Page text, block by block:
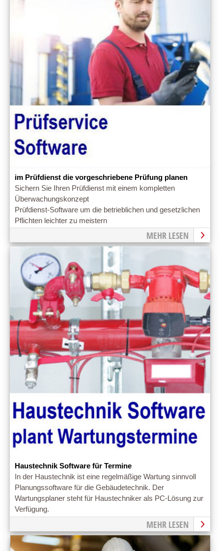
im Prüfdienst die vorgeschriebene Prüfung planen
Sichern Sie Ihren Prüfdienst mit einem kompletten
Überwachungskonzept
Prüfdienst-Software um die betrieblichen und gesetzlichen
Pflichten leichter zu meistern
MEHR LESEN
Haustechnik Software für Termine
In der Haustechnik ist eine regelmäßige Wartung sinnvoll
Planungssoftware für die Gebäudetechnik. Der
Wartungsplaner steht für Haustechniker als PC-Lösung zur
Verfügung.
MEHR LESEN